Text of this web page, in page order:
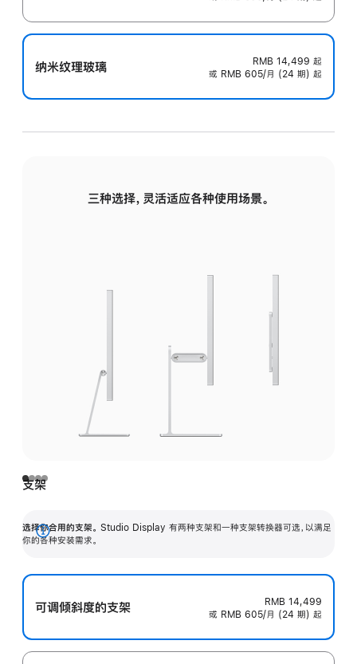
纳米纹理玻璃 RMB 14,499 起
或 RMB 605/月 (24 期) 起
三种选择，灵活适应各种使用场景。
支架
选择你合用的支架。 Studio Display 有两种支架和一种支架转换器可选，以满足
你的各种安装需求。
展
可调倾斜度的支架
RMB 14,499
或 RMB 605/月 (24 期) 起